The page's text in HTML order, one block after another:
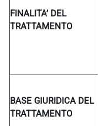
FINALITA’ DEL
TRATTAMENTO
BASE GIURIDICA DEL
TRATTAMENTO